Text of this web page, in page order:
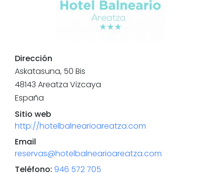
Dirección
Askatasuna, 50 Bis
48143 Areatza Vizcaya
España
Sitio web
http://hotelbalnearioareatza.com
Email
reservas@hotelbalnearioareatza.com
Teléfono: 946 572 705